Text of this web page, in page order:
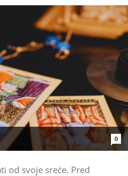
0
od svoje sreće. Pred